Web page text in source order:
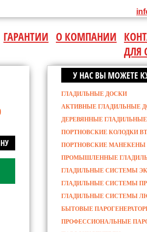
ГАРАНТИИ О КОМПАНИИ
ДЛЯ
У НАС ВЫ МОЖЕТЕ
ГЛАДИЛЬНЫЕ ДОСКИ
АКТИВНЫЕ ГЛАДИЛЬНЫЕ
ДЕРЕВЯННЫЕ
ПОРТНОВСКИЕ КОЛОДКИ
ПОРТНОВСКИЕ МАНЕКЕНЫ
ПРОМЫШЛЕННЫЕ
ГЛАДИЛЬНЫЕ СИСТЕМЫ
ГЛАДИЛЬНЫЕ СИСТЕМЫ
ГЛАДИЛЬНЫЕ СИСТЕМЫ
БЫТОВЫЕ
ПРОФЕССИОНАЛЬНЫЕ